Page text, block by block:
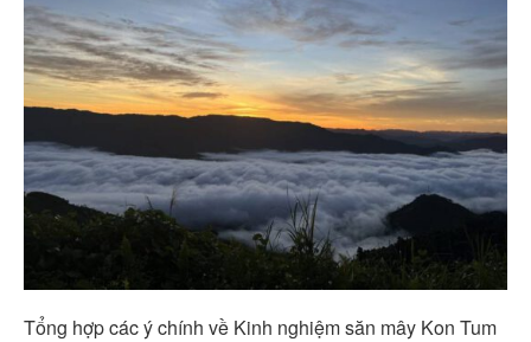
Tổng hợp các ý chính về Kinh nghiệm săn mây Kon Tum